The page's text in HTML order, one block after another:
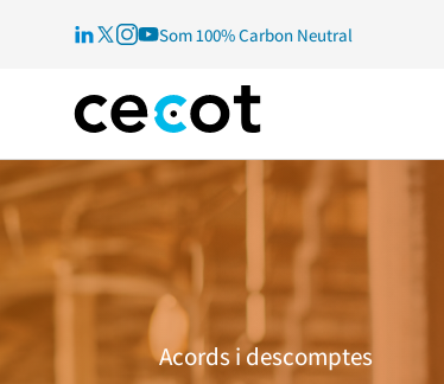
Som 100% Carbon Neutral
Acords i descomptes